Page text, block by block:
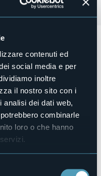
contenuti ed
social media e per
inoltre
il nostro sito con i
analisi dei dati web,
combinarle
loro o che hanno
2024 dalle ore
si terrà lamostra
"Stupore".
osservare attraverso le
nostri dintorni.
creando
osservazione, verdi
ospiti potranno
alla mostra e
opere.
Città di Baveno